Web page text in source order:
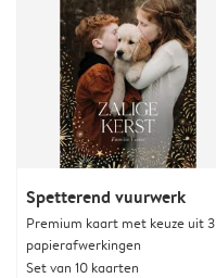
Spetterend vuurwerk
Premium kaart met keuze uit 3
papierafwerkingen
Set van 10 kaarten